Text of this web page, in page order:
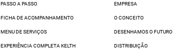
EMPRESA
O CONCEITO
DESENHAMOS O FUTURO
DISTRIBUIÇÃO
PASSO A PASSO
FICHA DE ACOMPANHAMENTO
MENU DE SERVIÇOS
EXPERIÊNCIA COMPLETA KELTH